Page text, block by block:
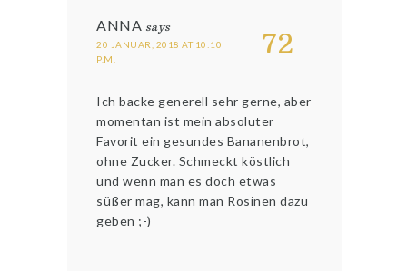
72
ANNA says
20 JANUAR, 2018 AT 10:10
P.M.
Ich backe generell sehr gerne, aber
momentan ist mein absoluter
Favorit ein gesundes Bananenbrot,
ohne Zucker. Schmeckt köstlich
und wenn man es doch etwas
süßer mag, kann man Rosinen dazu
geben ;-)